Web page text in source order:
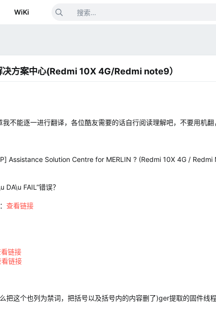
WiKi
方案中心(Redmi 10X 4G/Redmi note9）
不能逐一进行翻译，各位酷友需要的话自行阅读理解吧，不要用机翻
Assistance Solution Centre for MERLIN ? (Redmi 10X 4G /
FAIL”错误？
查看链接
链接
看链接
这个也列为禁词，把括号以及括号内的内容删了)ger提取的固件线程